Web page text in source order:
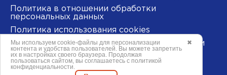
Политика в отношении обработки
персональных данных
Политика использования cookies
Согласие на обработку данных метрическими
программами
✖
Мы используем cookie-файлы для персонализации
контента и удобства пользователей. Вы можете запретить
их в настройках своего браузера. Продолжая
пользоваться сайтом, вы соглашаетесь с политикой
конфиденциальности.